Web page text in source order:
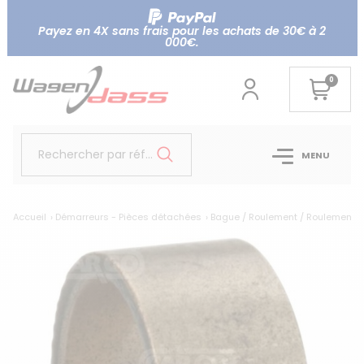
Payez en 4X sans frais pour les achats de 30€ à 2
000€.
0
Rechercher par référence... MENU
Accueil Démarreurs - Pièces détachées Bague / Roulement / Roulement